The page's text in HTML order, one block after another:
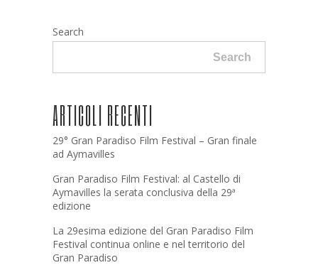
Search
Search
ARTICOLI RECENTI
29° Gran Paradiso Film Festival – Gran finale
ad Aymavilles
Gran Paradiso Film Festival: al Castello di
Aymavilles la serata conclusiva della 29ª
edizione
La 29esima edizione del Gran Paradiso Film
Festival continua online e nel territorio del
Gran Paradiso